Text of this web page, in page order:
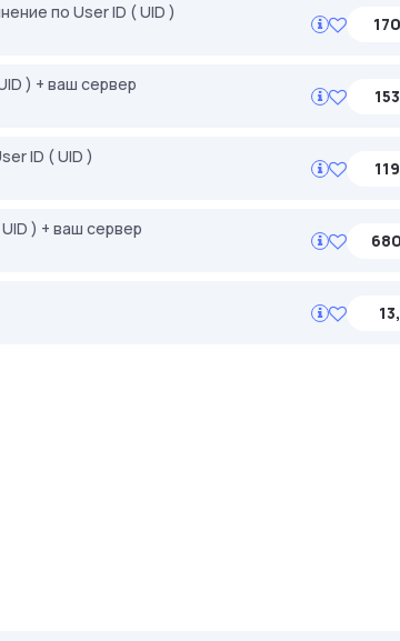
по User ID ( UID )
) + ваш сервер
ID ( UID )
) + ваш сервер